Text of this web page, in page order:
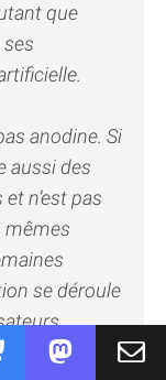
que
anodine. Si
aussi des
n’est pas
mêmes
se déroule
Google